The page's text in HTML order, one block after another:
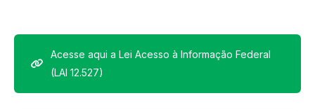
Acesse aqui a Lei Acesso à Informação Federal
(LAI 12.527)